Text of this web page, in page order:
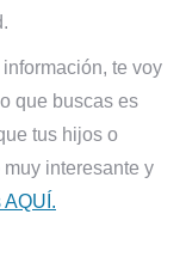
te voy
que buscas es
tus hijos o
interesante y
AQUÍ.